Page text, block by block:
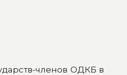
членов ОДКБ в